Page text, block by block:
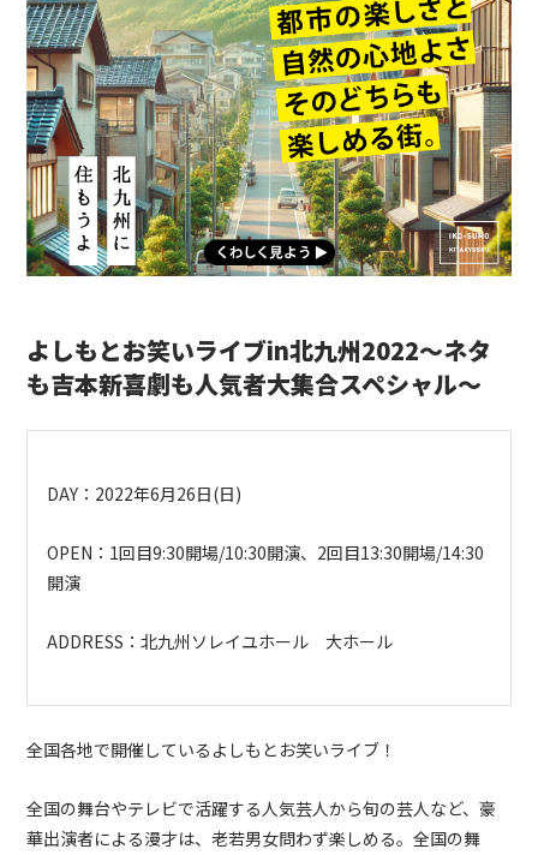
よしもとお笑いライブin北九州2022～ネタ
も吉本新喜劇も人気者大集合スペシャル～
DAY ： 2022年6月26日(日)
OPEN ： 1回目9:30開場/10:30開演、 2回目13:30開場/14:30
開演
ADDRESS ：北九州ソレイユホール 大ホール
全国各地で開催しているよしもとお笑いライブ！
全国の舞台やテレビで活躍する人気芸人から旬の芸人など、豪
華出演者による漫才は、老若男女問わず楽しめる。全国の舞